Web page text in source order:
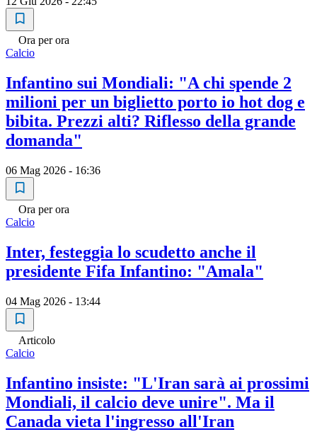
Ora per ora
Calcio
Infantino sui Mondiali: "A chi spende 2
milioni per un biglietto porto io hot dog e
bibita. Prezzi alti? Riflesso della grande
domanda"
06 Mag 2026 - 16:36
Ora per ora
Calcio
Inter, festeggia lo scudetto anche il
presidente Fifa Infantino: "Amala"
04 Mag 2026 - 13:44
Articolo
Calcio
Infantino insiste: "L'Iran sarà ai prossimi
Mondiali, il calcio deve unire". Ma il
Canada vieta l'ingresso all'Iran